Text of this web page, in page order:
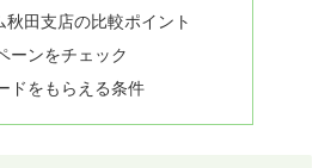
秋田支店の比較ポイント
ーンをチェック
ドをもらえる条件